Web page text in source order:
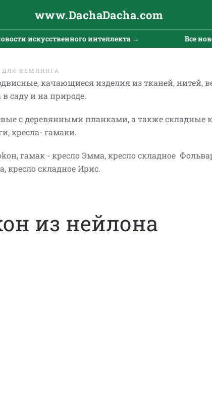
www.DachaDacha.com
искусственного интеллекта → Все новости
КЕМПИНГА
качающиеся изделия из тканей, нитей,
саду и на природе.
с деревянными планками, а также складные
кресла- гамаки.
гамак - кресло Эмма, кресло складное
кресло складное Ирис.
из нейлона